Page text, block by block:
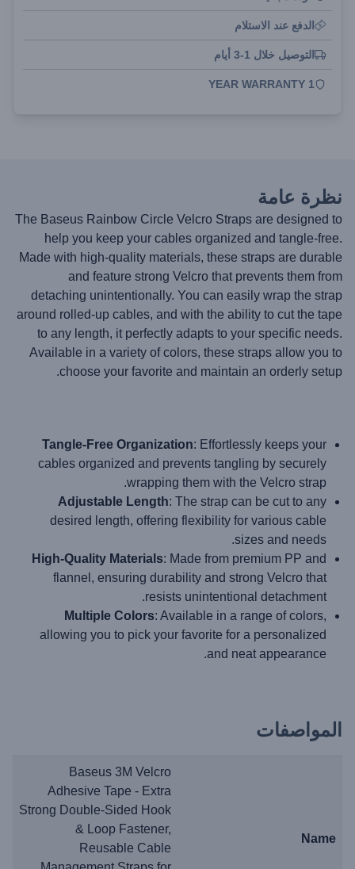
الدفع عند الاستلام
التوصيل خلال 1-3 أيام
1 YEAR WARRANTY
نظرة عامة
The Baseus Rainbow Circle Velcro Straps are designed to
help you keep your cables organized and tangle-free.
Made with high-quality materials, these straps are durable
and feature strong Velcro that prevents them from
detaching unintentionally. You can easily wrap the strap
around rolled-up cables, and with the ability to cut the tape
to any length, it perfectly adapts to your specific needs.
Available in a variety of colors, these straps allow you to
choose your favorite and maintain an orderly setup.
Tangle-Free Organization: Effortlessly keeps your
cables organized and prevents tangling by securely
wrapping them with the Velcro strap.
Adjustable Length: The strap can be cut to any
desired length, offering flexibility for various cable
sizes and needs.
High-Quality Materials: Made from premium PP and
flannel, ensuring durability and strong Velcro that
resists unintentional detachment.
Multiple Colors: Available in a range of colors,
allowing you to pick your favorite for a personalized
and neat appearance.
المواصفات
Name
Baseus 3M Velcro
Adhesive Tape - Extra
Strong Double-Sided Hook
& Loop Fastener,
Reusable Cable